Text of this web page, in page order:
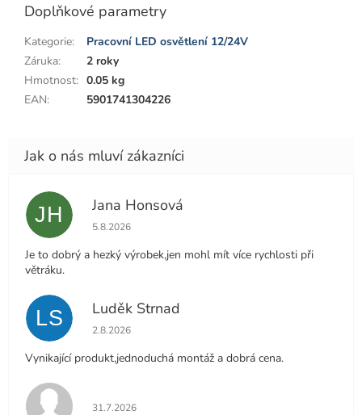
Doplňkové parametry
Kategorie:
Pracovní LED osvětlení 12/24V
Záruka:
2 roky
Hmotnost: 0.05 kg
EAN: 5901741304226
JH Jana Honsová
Hodnocení obchodu je 5 z 5 hvězdiček.
5.8.2026
Je to dobrý a hezký výrobek,jen mohl mít více rychlosti při
větráku.
LS Luděk Strnad
Hodnocení obchodu je 5 z 5 hvězdiček.
2.8.2026
Vynikající produkt,jednoduchá montáž a dobrá cena.
Hodnocení obchodu je 5 z 5 hvězdiček.
31.7.2026